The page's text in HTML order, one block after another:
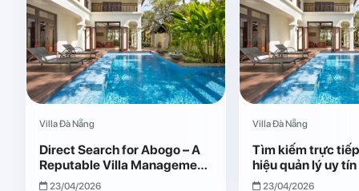
Villa Đà Nẵng
Direct Search for Abogo – A
Reputable Villa Management
Brand with Transparent and
23/04/2026
Villa Đà Nẵng
Tìm kiếm trực
hiệu quản lý uy
Giải pháp vận
23/04/2026